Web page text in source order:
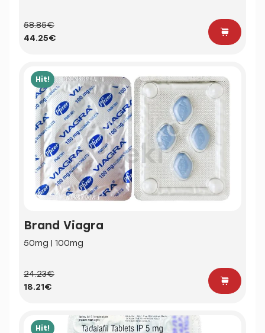
58.85€
44.25€
Hit!
Brand Viagra
50mg | 100mg
24.23€
18.21€
Hit!